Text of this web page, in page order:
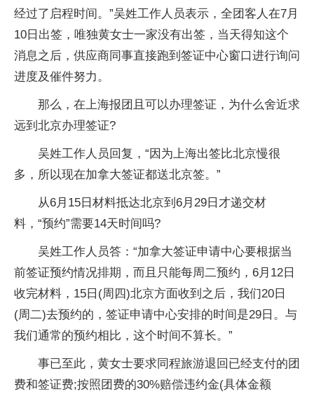
经过了启程时间。”吴姓工作人员表示，全团客人在7月
10日出签，唯独黄女士一家没有出签，当天得知这个
消息之后，供应商同事直接跑到签证中心窗口进行询问
进度及催件努力。
那么，在上海报团且可以办理签证，为什么舍近求
远到北京办理签证?
吴姓工作人员回复，“因为上海出签比北京慢很
多，所以现在加拿大签证都送北京签。”
从6月15日材料抵达北京到6月29日才递交材
料，“预约”需要14天时间吗?
吴姓工作人员答：“加拿大签证申请中心要根据当
前签证预约情况排期，而且只能每周二预约，6月12日
收完材料，15日(周四)北京方面收到之后，我们20日
(周二)去预约的，签证申请中心安排的时间是29日。与
我们通常的预约相比，这个时间不算长。”
事已至此，黄女士要求同程旅游退回已经支付的团
费和签证费;按照团费的30%赔偿违约金(具体金额